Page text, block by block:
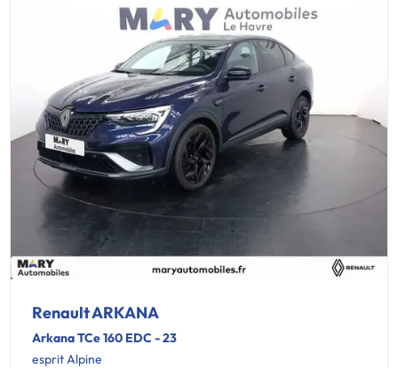
Renault ARKANA
Arkana TCe 160 EDC - 23
esprit Alpine